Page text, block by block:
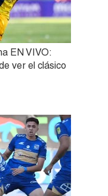
EN VIVO:
ver el clásico